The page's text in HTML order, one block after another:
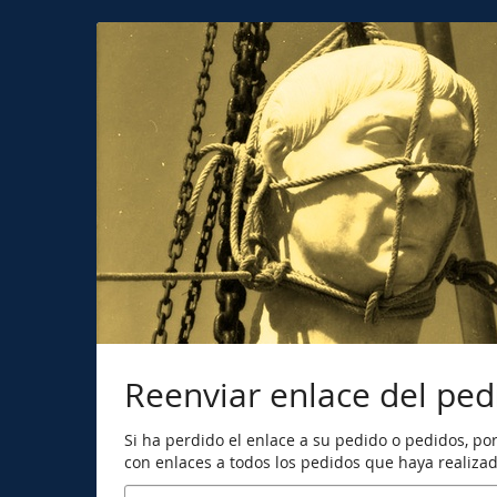
Reenviar enlace del
Si ha perdido el enlace a su pedido o pedidos,
con enlaces a todos los pedidos que haya